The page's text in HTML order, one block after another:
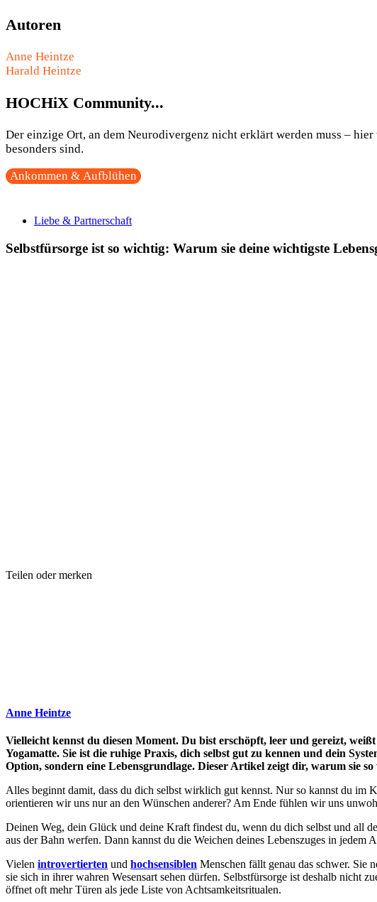
Autoren
Anne Heintze
Harald Heintze
HOCHiX Community...
Der einzige Ort, an dem Neurodivergenz nicht erklärt werden muss –
besonders sind.
Ankommen & Aufblühen
Liebe & Partnerschaft
Selbstfürsorge ist so wichtig: Warum sie deine wichtigste
Teilen oder merken
Anne Heintze
Vielleicht kennst du diesen Moment. Du bist erschöpft, leer und gereizt,
Yogamatte. Sie ist die ruhige Praxis, dich selbst gut zu kennen und dein
Option, sondern eine Lebensgrundlage. Dieser Artikel zeigt dir, warum sie
Alles beginnt damit, dass du dich selbst wirklich gut kennst. Nur so kannst du
orientieren wir uns nur an den Wünschen anderer? Am Ende fühlen wir uns
Deinen Weg, dein Glück und deine Kraft findest du, wenn du dich selbst und all
aus der Bahn werfen. Dann kannst du die Weichen deines Lebenszuges in jedem
Vielen introvertierten und hochsensiblen Menschen fällt genau das schwer. Sie
sie sich in ihrer wahren Wesensart sehen dürfen. Selbstfürsorge ist deshalb nicht
öffnet oft mehr Türen als jede Liste von Achtsamkeitsritualen.